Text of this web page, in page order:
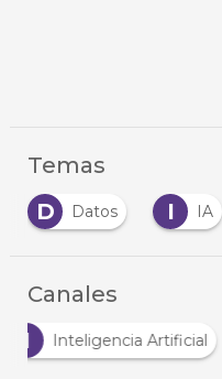
Temas
D
Datos I IA
Canales
I
Inteligencia Artificial